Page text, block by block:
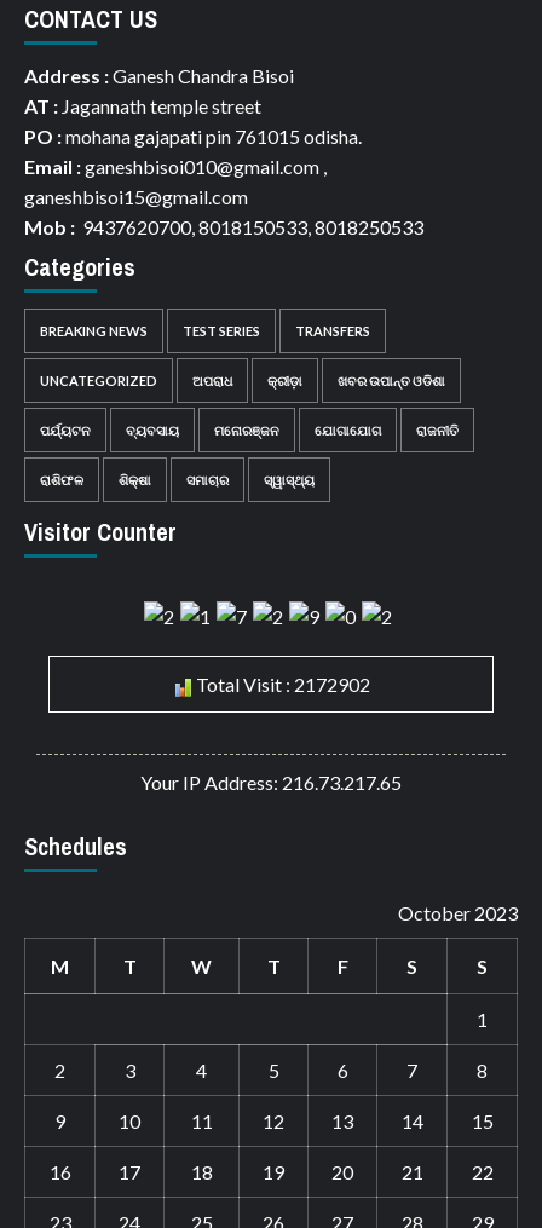
CONTACT US
Address :Ganesh Chandra Bisoi
AT : Jagannath temple street
PO :mohana gajapati pin 761015 odisha.
Email :ganeshbisoi010@gmail.com ,
ganeshbisoi15@gmail.com
Mob : 9437620700, 8018150533, 8018250533
Categories
BREAKING NEWS TEST SERIES TRANSFERS
UNCATEGORIZED ଅପରାଧ କ୍ରୀଡ଼ା ଖବର ଉପାନ୍ତ ଓଡିଶା
ପର୍ଯ୍ୟଟନ ବ୍ୟବସାୟ ମନୋରଞ୍ଜନ ଯୋଗାଯୋଗ ରାଜନୀତି
ରାଶିଫଳ ଶିକ୍ଷା ସମାଚାର ସ୍ୱାସ୍ଥ୍ୟ
Visitor Counter
Total Visit : 2172902
Your IP Address: 216.73.217.65
Schedules
October 2023
M T W T F S S
1
2 3 4 5 6 7 8
9 10 11 12 13 14 15
16 17 18 19 20 21 22
23 24 25 26 27 28 29